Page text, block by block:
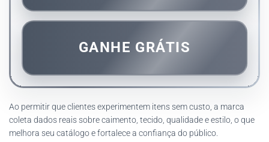
GANHE GRÁTIS
Ao permitir que clientes experimentem itens sem custo, a marca
coleta dados reais sobre caimento, tecido, qualidade e estilo, o que
melhora seu catálogo e fortalece a confiança do público.